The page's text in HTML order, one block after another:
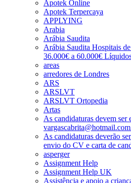
Apotek Online
Apotek Terpercaya
APPLYING
Arabia
Arábia Saudita
Arábia Saudita Hospitais
36.000€ a 60.000€
areas
arredores de Londres
ARS
ARSLVT
ARSLVT Ortopedia
Artas
As candidaturas devem ser
As candidaturas deverão
envio do CV e carta de
asperger
Assignment Help
Assignment Help UK
Assistência e apoio a